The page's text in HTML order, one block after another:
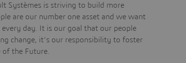
Systèmes is striving to build more
are our number one asset and we want
day. It is our goal that our people
change, it’s our responsibility to foster
the Future.